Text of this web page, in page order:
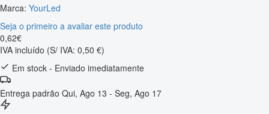
Marca: YourLed
Seja o primeiro a avaliar este produto
0,62€
IVA incluído (S/ IVA: 0,50 €)
Em stock - Enviado imediatamente
Entrega padrão Qui, Ago 13 - Seg, Ago 17